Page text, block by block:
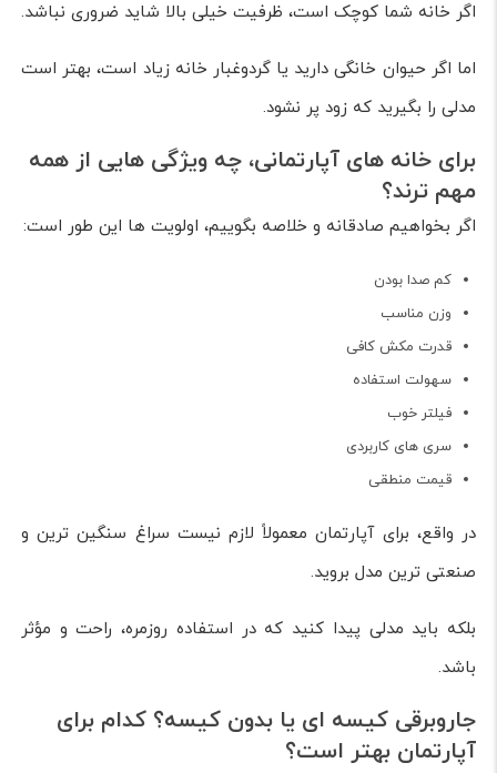
اگر خانه شما کوچک است، ظرفیت خیلی بالا شاید ضروری نباشد.
اما اگر حیوان خانگی دارید یا گردوغبار خانه زیاد است، بهتر است
مدلی را بگیرید که زود پر نشود.
برای خانه های آپارتمانی، چه ویژگی هایی از همه
مهم ترند؟
اگر بخواهیم صادقانه و خلاصه بگوییم، اولویت ها این طور است:
کم صدا بودن
وزن مناسب
قدرت مکش کافی
سهولت استفاده
فیلتر خوب
سری های کاربردی
قیمت منطقی
در واقع، برای آپارتمان معمولاً لازم نیست سراغ سنگین ترین و
صنعتی ترین مدل بروید.
بلکه باید مدلی پیدا کنید که در استفاده روزمره، راحت و مؤثر
باشد.
جاروبرقی کیسه ای یا بدون کیسه؟ کدام برای
آپارتمان بهتر است؟